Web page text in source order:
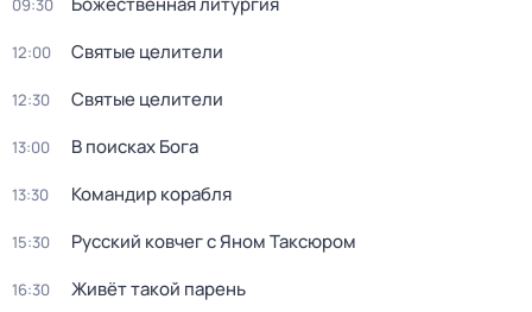
09:30
12:00 Святые целители
12:30 Святые целители
13:00 В поисках Бога
13:30 Командир корабля
15:30 Русский ковчег с Яном Таксюром
16:30 Живёт такой парень